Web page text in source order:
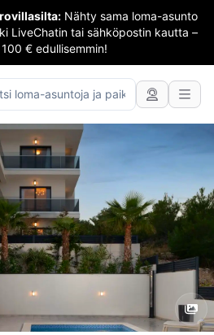
Nähty sama loma-asunto
LiveChatin tai sähköpostin kautta –
€ edullisemmin!